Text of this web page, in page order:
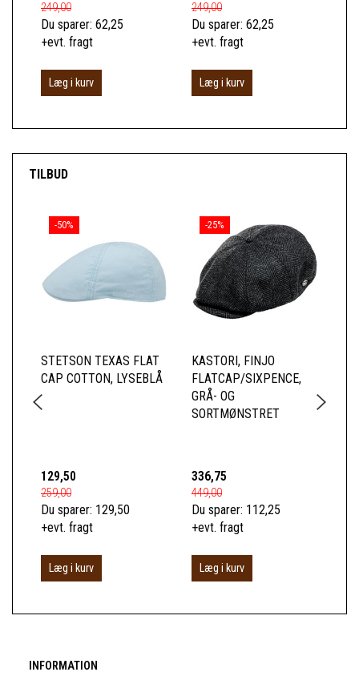
249,00
Du sparer: 62,25
+evt. fragt
Læg i kurv
249,00
Du sparer: 62,25
+evt. fragt
Læg i kurv
TILBUD
-50%
STETSON TEXAS FLAT
CAP COTTON, LYSEBLÅ
129,50
259,00
Du sparer: 129,50
+evt. fragt
Læg i kurv
-25%
KASTORI, FINJO
FLATCAP/SIXPENCE,
GRÅ- OG
SORTMØNSTRET
336,75
449,00
Du sparer: 112,25
+evt. fragt
Læg i kurv
INFORMATION